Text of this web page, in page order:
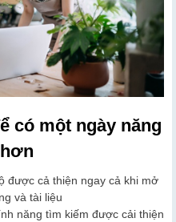
có một ngày năng
được cả thiện ngay cả khi mở
và tài liệu
năng tìm kiếm được cải thiện